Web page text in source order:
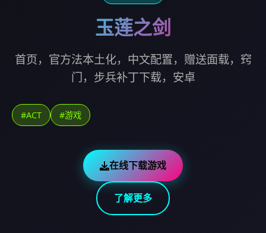
玉莲之剑
首页，官方法本土化，中文配置，赠送面载，窍
门，步兵补丁下载，安卓
#ACT #游戏
在线下载游戏
了解更多